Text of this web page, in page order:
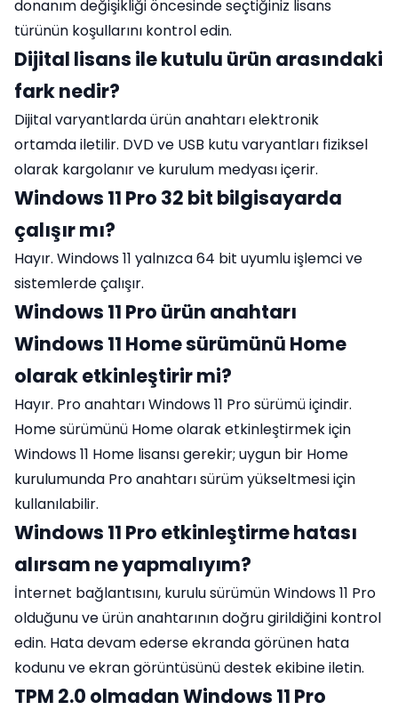
donanım değişikliği öncesinde seçtiğiniz lisans
türünün koşullarını kontrol edin.
Dijital lisans ile kutulu ürün arasındaki
fark nedir?
Dijital varyantlarda ürün anahtarı elektronik
ortamda iletilir. DVD ve USB kutu varyantları fiziksel
olarak kargolanır ve kurulum medyası içerir.
Windows 11 Pro 32 bit bilgisayarda
çalışır mı?
Hayır. Windows 11 yalnızca 64 bit uyumlu işlemci ve
sistemlerde çalışır.
Windows 11 Pro ürün anahtarı
Windows 11 Home sürümünü Home
olarak etkinleştirir mi?
Hayır. Pro anahtarı Windows 11 Pro sürümü içindir.
Home sürümünü Home olarak etkinleştirmek için
Windows 11 Home lisansı gerekir; uygun bir Home
kurulumunda Pro anahtarı sürüm yükseltmesi için
kullanılabilir.
Windows 11 Pro etkinleştirme hatası
alırsam ne yapmalıyım?
İnternet bağlantısını, kurulu sürümün Windows 11 Pro
olduğunu ve ürün anahtarının doğru girildiğini kontrol
edin. Hata devam ederse ekranda görünen hata
kodunu ve ekran görüntüsünü destek ekibine iletin.
TPM 2.0 olmadan Windows 11 Pro